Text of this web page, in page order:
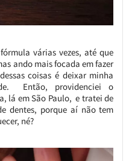
várias vezes, até que
ando mais focada em fazer
coisas é deixar minha
Então, providenciei o
lá em São Paulo, e tratei de
dentes, porque aí não tem
né?